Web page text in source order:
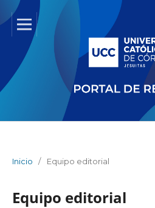
Inicio / Equipo editorial
Equipo editorial